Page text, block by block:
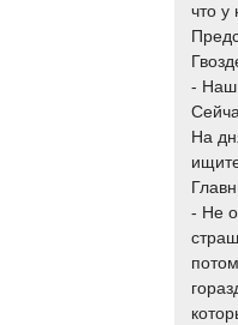
что у
- Наш
На
- Не